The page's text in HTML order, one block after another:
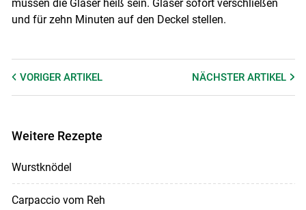
müssen die Gläser heiß sein. Gläser sofort verschließen
und für zehn Minuten auf den Deckel stellen.
VORIGER ARTIKEL NÄCHSTERARTIKEL
Weitere Rezepte
Wurstknödel
Carpaccio vom Reh